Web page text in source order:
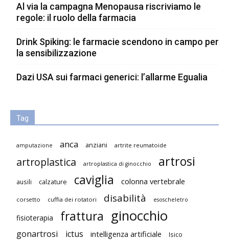
Al via la campagna Menopausa riscriviamo le
regole: il ruolo della farmacia
Drink Spiking: le farmacie scendono in campo per
la sensibilizzazione
Dazi USA sui farmaci generici: l’allarme Egualia
Tag
amputazione anca anziani artrite reumatoide
artroplastica artroplastica di ginocchio artrosi
ausili calzature caviglia colonna vertebrale
corsetto cuffia dei rotatori disabilità esoscheletro
fisioterapia frattura ginocchio
gonartrosi ictus intelligenza artificiale Isico